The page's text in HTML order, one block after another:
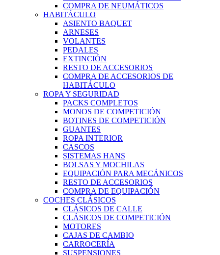
COMPRA DE NEUMÁTICOS
HABITÁCULO
ASIENTO BAQUET
ARNESES
VOLANTES
PEDALES
EXTINCIÓN
RESTO DE ACCESORIOS
COMPRA DE ACCESORIOS DE
HABITÁCULO
ROPA Y SEGURIDAD
PACKS COMPLETOS
MONOS DE COMPETICIÓN
BOTINES DE COMPETICIÓN
GUANTES
ROPA INTERIOR
CASCOS
SISTEMAS HANS
BOLSAS Y MOCHILAS
EQUIPACIÓN PARA MECÁNICOS
RESTO DE ACCESORIOS
COMPRA DE EQUIPACIÓN
COCHES CLÁSICOS
CLÁSICOS DE CALLE
CLÁSICOS DE COMPETICIÓN
MOTORES
CAJAS DE CAMBIO
CARROCERÍA
SUSPENSIONES